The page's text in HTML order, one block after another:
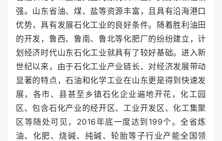
强。山东省油、煤、盐等资源丰富，且具有沿海港口
优势，具有发展石化工业的良好条件。随着胜利油田
的开发，鲁西、鲁南、鲁北等化肥厂的纷纷建立，计
划经济时代山东石化工业就具有了较好基础。进入新
世纪以来，由于石化工业产业链长、对经济发展带动
显著的特点，石油和化学工业在山东更是得到快速发
展，各市、县甚至乡镇石化企业遍地开花，化工园
区、包含石化产业的经开区、工业开发区、化工集聚
区等随处可见，2016年底一度达到199个。全省炼
油、化肥、烧碱、纯碱、轮胎等子行业产能全国领